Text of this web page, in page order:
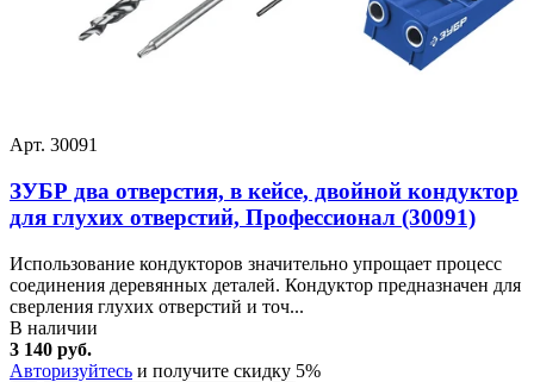
Арт. 30091
ЗУБР два отверстия, в кейсе, двойной кондуктор
для глухих отверстий, Профессионал (30091)
Использование кондукторов значительно упрощает процесс
соединения деревянных деталей. Кондуктор предназначен для
сверления глухих отверстий и точ...
В наличии
3 140 руб.
Авторизуйтесь и получите скидку 5%